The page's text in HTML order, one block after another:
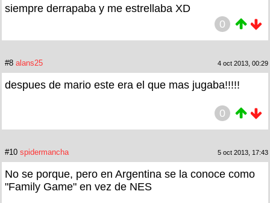
siempre derrapaba y me estrellaba XD
0
#8 alans25 4 oct 2013, 00:29
despues de mario este era el que mas jugaba!!!!!
0
#10 spidermancha 5 oct 2013, 17:43
No se porque, pero en Argentina se la conoce como
"Family Game" en vez de NES